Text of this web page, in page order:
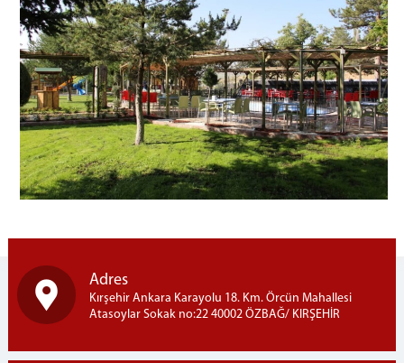
OTO YIKAMA
ATÖLYELER
MOBİLYA
TEL ÖRGÜ VE DEMİR
MERMER ONIKS(HEDİYELİK EŞYA)
TARIM
BÜYÜKBAŞ BESİCİLİK
İNŞAAT
HÜKÜMLÜ ZİYARET PROGRAMI
ZİYARET GÖRÜŞ YÖNETMELİĞİ
Adres
Kırşehir Ankara Karayolu 18. Km. Örcün Mahallesi
Atasoylar Sokak no:22 40002 ÖZBAĞ/ KIRŞEHİR